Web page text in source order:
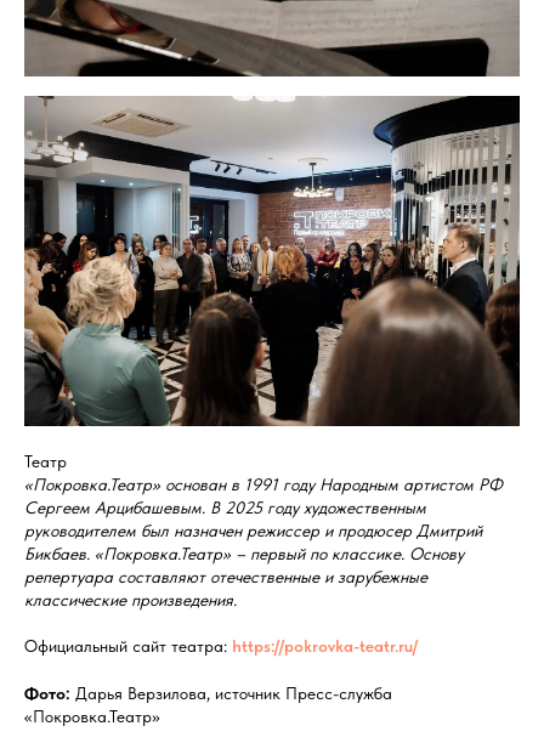
Театр
«Покровка.Театр» основан в 1991 году Народным артистом РФ
Сергеем Арцибашевым. В 2025 году художественным
руководителем был назначен режиссер и продюсер Дмитрий
Бикбаев. «Покровка.Театр» – первый по классике. Основу
репертуара составляют отечественные и зарубежные
классические произведения.
Официальный сайт театра: https://pokrovka-teatr.ru/
Фото: Дарья Верзилова, источник Пресс-служба
«Покровка.Театр»